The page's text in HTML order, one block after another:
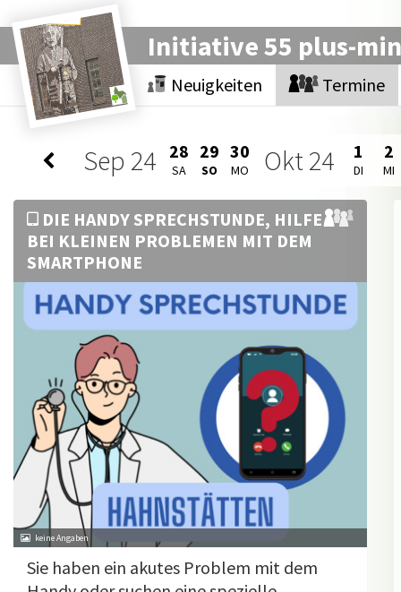
Initiative 55 plus-
Neuigkeiten Termine
Sep 24 28
SA
29
SO
30
MO Okt24 1
DI
2
MI
DIE HANDY SPRECHSTUNDE, HILFE
BEI KLEINEN PROBLEMEN MIT DEM
SMARTPHONE
Sie haben ein akutes Problem mit dem